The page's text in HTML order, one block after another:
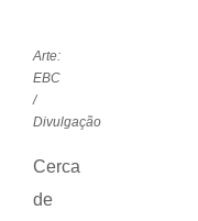
Arte:
EBC
/
Divulgação
Cerca
de